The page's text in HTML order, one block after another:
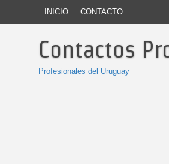
INICIO CONTACTO
Contactos
Profesionales del Uruguay